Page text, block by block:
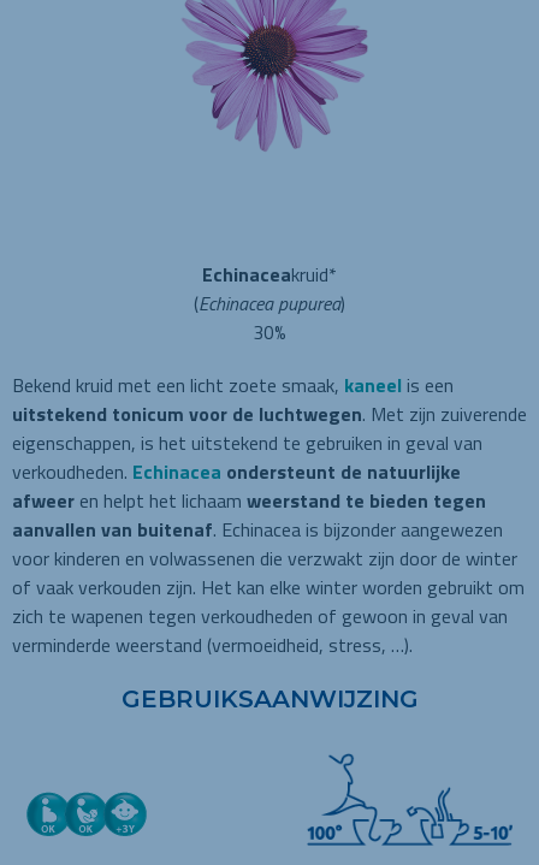
Echinaceakruid*
(Echinacea pupurea)
30%
Bekend kruid met een licht zoete smaak, kaneel is een
uitstekend tonicum voor de luchtwegen. Met zijn zuiverende
eigenschappen, is het uitstekend te gebruiken in geval van
verkoudheden. Echinacea ondersteunt de natuurlijke
afweer en helpt het lichaam weerstand te bieden tegen
aanvallen van buitenaf. Echinacea is bijzonder aangewezen
voor kinderen en volwassenen die verzwakt zijn door de winter
of vaak verkouden zijn. Het kan elke winter worden gebruikt om
zich te wapenen tegen verkoudheden of gewoon in geval van
verminderde weerstand (vermoeidheid, stress, …).
GEBRUIKSAANWIJZING